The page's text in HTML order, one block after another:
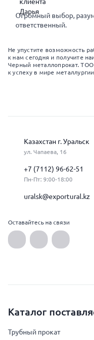
Огромный выбор,
ответственный.
Не упустите возможность
к нам сегодня и получите
Черный металлопрокат.
к успеху в мире
Казахстан г. Уральск
ул. Чапаева, 16
+7 (7112) 96-62-51
Пн-Пт: 9:00-18:00
uralsk@exportural.kz
Оставайтесь на связи
Каталог
Трубный прокат